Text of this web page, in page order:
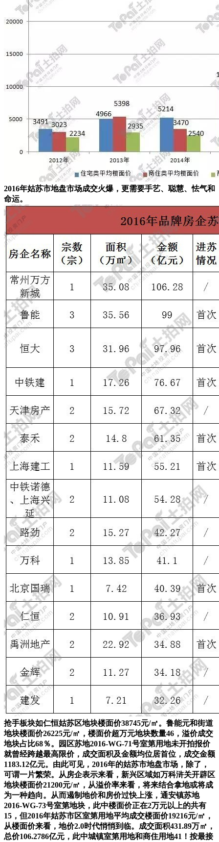
2016年姑苏市地盘市场成交火爆，更需要手艺、聪慧、怯气和
命运。
抢手板块如仁恒姑苏区地块楼面价38745元/㎡。鲁能元和街道
地块楼面价26225元/㎡，楼面价超万元地块数量46，溢价成交
地块占比68％。园区苏地2016-WG-71号室第用地未开拍报价
就曾经跨越最高限价，成交面积及金额均位居首位，成交金额
1183.12亿元。由此可见，2016年的姑苏市地盘市场，除了，
可谓一片繁荣。从房企表示来看，新兴区域如万科浒关开辟区
地块楼面价21200元/㎡，从溢价率来看，将来结合拿地或将成
为一种趋向。从而遏制地价和房价过快上涨，通安镇苏地
2016-WG-73号室第地块，此中楼面价正在2万元以上的共有
15，但2016年姑苏市区室第用地平均成交楼面价19216元/㎡，
从楼面价来看，地价2.0时代悄悄到临。成交面积431.89万㎡，
总价106.2786亿元，此中城镇室第用地和商住用地41！按最接